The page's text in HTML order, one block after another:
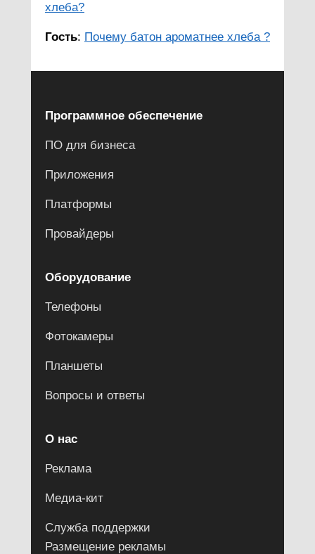
хлеба?
Гость: Почему батон ароматнее хлеба ?
Программное обеспечение
ПО для бизнеса
Приложения
Платформы
Провайдеры
Оборудование
Телефоны
Фотокамеры
Планшеты
Вопросы и ответы
О нас
Реклама
Медиа-кит
Служба поддержки
Размещение рекламы